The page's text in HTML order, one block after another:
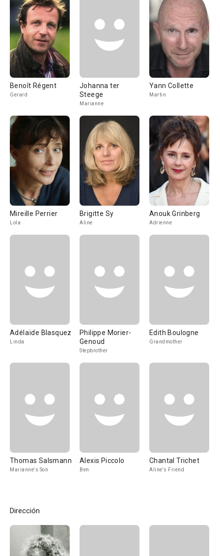
Benoît Régent
Gerard
Johanna ter
Steege
Marianne
Yann Collette
Martin
Mireille Perrier
Lola
Brigitte Sy
Aline
Anouk Grinberg
Adrienne
Adélaïde Blasquez
Linda
Philippe Morier-
Genoud
Stepbrother
Edith Boulogne
Grandmother
Thomas Salsmann
Marianne's Son
Alexis Piccolo
Ben
Chantal Trichet
Aline's Friend
Dirección